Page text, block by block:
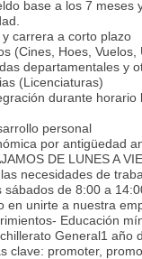
base a los 7 meses
carrera a corto plazo
(Cines, Hoes, Vuelos,
departamentales y
(Licenciaturas)
durante horario
personal
por antigüedad
DE LUNES A
necesidades de
de 8:00 a
en unirte a nuestra
Educación
General1 año
clave: promoter,